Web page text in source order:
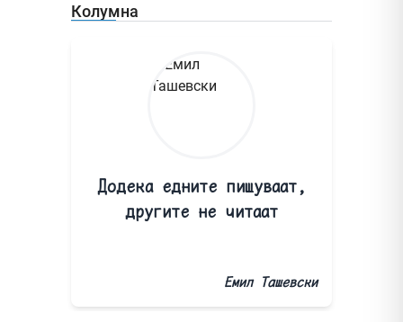
Колумна
Додека едните пишуваат,
другите не читаат
Емил Ташевски